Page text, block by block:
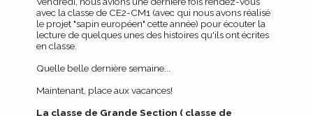
avec la classe de CE2-CM1 (avec qui nous avons réalisé
le projet "sapin européen" cette année) pour écouter la
lecture de quelques unes des histoires qu'ils ont écrites
en classe.
Quelle belle dernière semaine...
Maintenant, place aux vacances!
La classe de Grande Section ( classe de